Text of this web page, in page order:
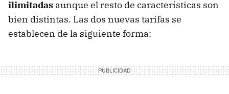
ilimitadas aunque el resto de características son
bien distintas. Las dos nuevas tarifas se
establecen de la siguiente forma: